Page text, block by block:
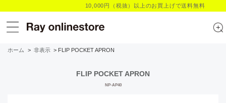
10,000円（税抜）以上のお買上げで送料無料
ホーム > 非表示 > FLIP POCKET APRON
FLIP POCKET APRON
NP-AP40